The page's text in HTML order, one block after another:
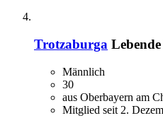
Trotzaburga
Männlich
30
aus Oberbayern am
Mitglied seit 2.